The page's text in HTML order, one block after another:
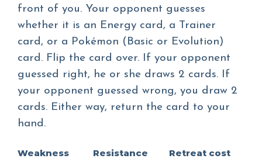
front of you. Your opponent guesses
whether it is an Energy card, a Trainer
card, or a Pokémon (Basic or Evolution)
card. Flip the card over. If your opponent
guessed right, he or she draws 2 cards. If
your opponent guessed wrong, you draw 2
cards. Either way, return the card to your
hand.
Weakness
Resistance
Retreat cost